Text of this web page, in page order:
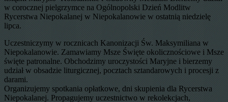
w corocznej pielgrzymce na Ogólnopolski Dzień Modlitw
Rycerstwa Niepokalanej w Niepokalanowie w ostatnią niedzielę
lipca.
Uczestniczymy w rocznicach Kanonizacji Św. Maksymiliana w
Niepokalanowie. Zamawiamy Msze Święte okolicznościowe i Msze
święte patronalne. Obchodzimy uroczystości Maryjne i bierzemy
udział w obsadzie liturgicznej, pocztach sztandarowych i procesji z
darami.
Organizujemy spotkania opłatkowe, dni skupienia dla Rycerstwa
Niepokalanej. Propagujemy uczestnictwo w rekolekcjach,